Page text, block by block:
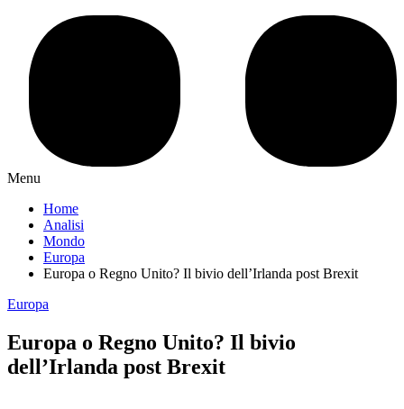
Menu
Home
Analisi
Mondo
Europa
Europa o Regno Unito? Il bivio dell’Irlanda post Brexit
Europa
Europa o Regno Unito? Il bivio
dell’Irlanda post Brexit